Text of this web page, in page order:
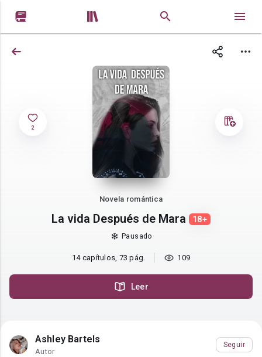
 
2
Novela romántica
La vida Después de Mara 18+
Pausado
14 capítulos, 73 pág. 109
Leer
Ashley Bartels
Autor
Seguir